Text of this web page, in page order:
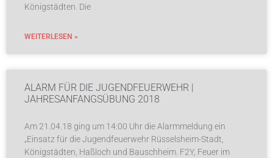
Königstädten. Die
WEITERLESEN »
ALARM FÜR DIE JUGENDFEUERWEHR |
JAHRESANFANGSÜBUNG 2018
Am 21.04.18 ging um 14:00 Uhr die Alarmmeldung ein
„Einsatz für die Jugendfeuerwehr Rüsselsheim-Stadt,
Königstädten, Haßloch und Bauschheim. F2Y, Feuer im